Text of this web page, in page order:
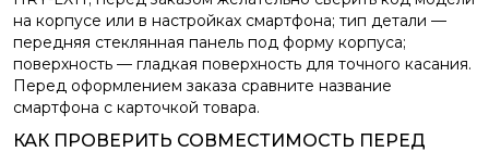
на корпусе или в настройках смартфона; тип детали —
передняя стеклянная панель под форму корпуса;
поверхность — гладкая поверхность для точного касания.
Перед оформлением заказа сравните название
смартфона с карточкой товара.
КАК ПРОВЕРИТЬ СОВМЕСТИМОСТЬ ПЕРЕД